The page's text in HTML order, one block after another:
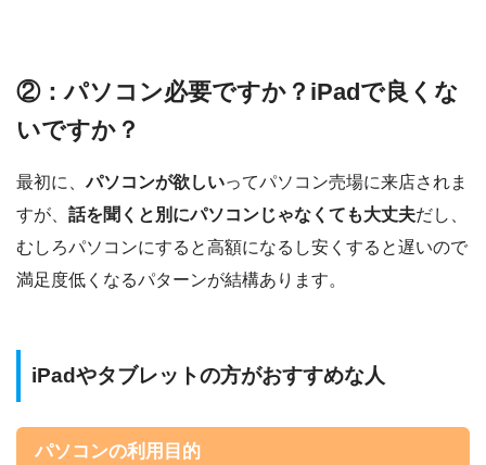
②：パソコン必要ですか？iPadで良くな
いですか？
最初に、パソコンが欲しいってパソコン売場に来店されま
すが、 話を聞くと別にパソコンじゃなくても大丈夫だし、
むしろパソコンにすると高額になるし安くすると遅いので
満足度低くなるパターンが結構あります。
iPadやタブレットの方がおすすめな人
パソコンの利用目的